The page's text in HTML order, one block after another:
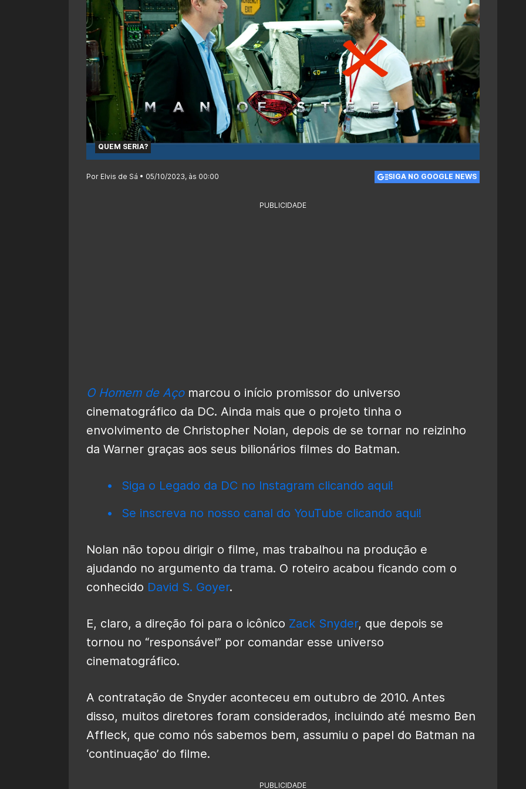
QUEM SERIA?
Por Elvis de Sá • 05/10/2023, às 00:00 SIGA NO GOOGLE NEWS
PUBLICIDADE
O Homem de Açomarcou o início promissor do universo
cinematográfico da DC. Ainda mais que o projeto tinha o
envolvimento de Christopher Nolan, depois de se tornar no reizinho
da Warner graças aos seus bilionários filmes do Batman.
Siga o Legado da DC no Instagram clicando aqui!
Se inscreva no nosso canal do YouTube clicando aqui!
Nolan não topou dirigir o filme, mas trabalhou na produção e
ajudando no argumento da trama. O roteiro acabou ficando com o
conhecido David S. Goyer.
E, claro, a direção foi para o icônico Zack Snyder, que depois se
tornou no “responsável” por comandar esse universo
cinematográfico.
A contratação de Snyder aconteceu em outubro de 2010. Antes
disso, muitos diretores foram considerados, incluindo até mesmo Ben
Affleck, que como nós sabemos bem, assumiu o papel do Batman na
‘continuação’ do filme.
PUBLICIDADE